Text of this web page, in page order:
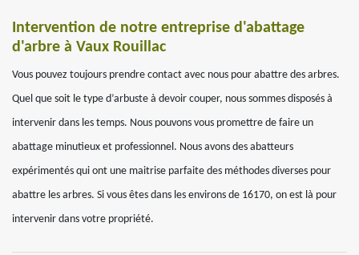
Intervention de notre entreprise d'abattage
d'arbre à Vaux Rouillac
Vous pouvez toujours prendre contact avec nous pour abattre des arbres.
Quel que soit le type d’arbuste à devoir couper, nous sommes disposés à
intervenir dans les temps. Nous pouvons vous promettre de faire un
abattage minutieux et professionnel. Nous avons des abatteurs
expérimentés qui ont une maitrise parfaite des méthodes diverses pour
abattre les arbres. Si vous êtes dans les environs de 16170, on est là pour
intervenir dans votre propriété.